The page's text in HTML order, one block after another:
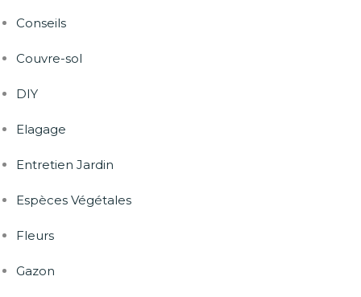
Conseils
Couvre-sol
DIY
Elagage
Entretien Jardin
Espèces Végétales
Fleurs
Gazon